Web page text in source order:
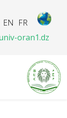
FR
EN
oran1.dz